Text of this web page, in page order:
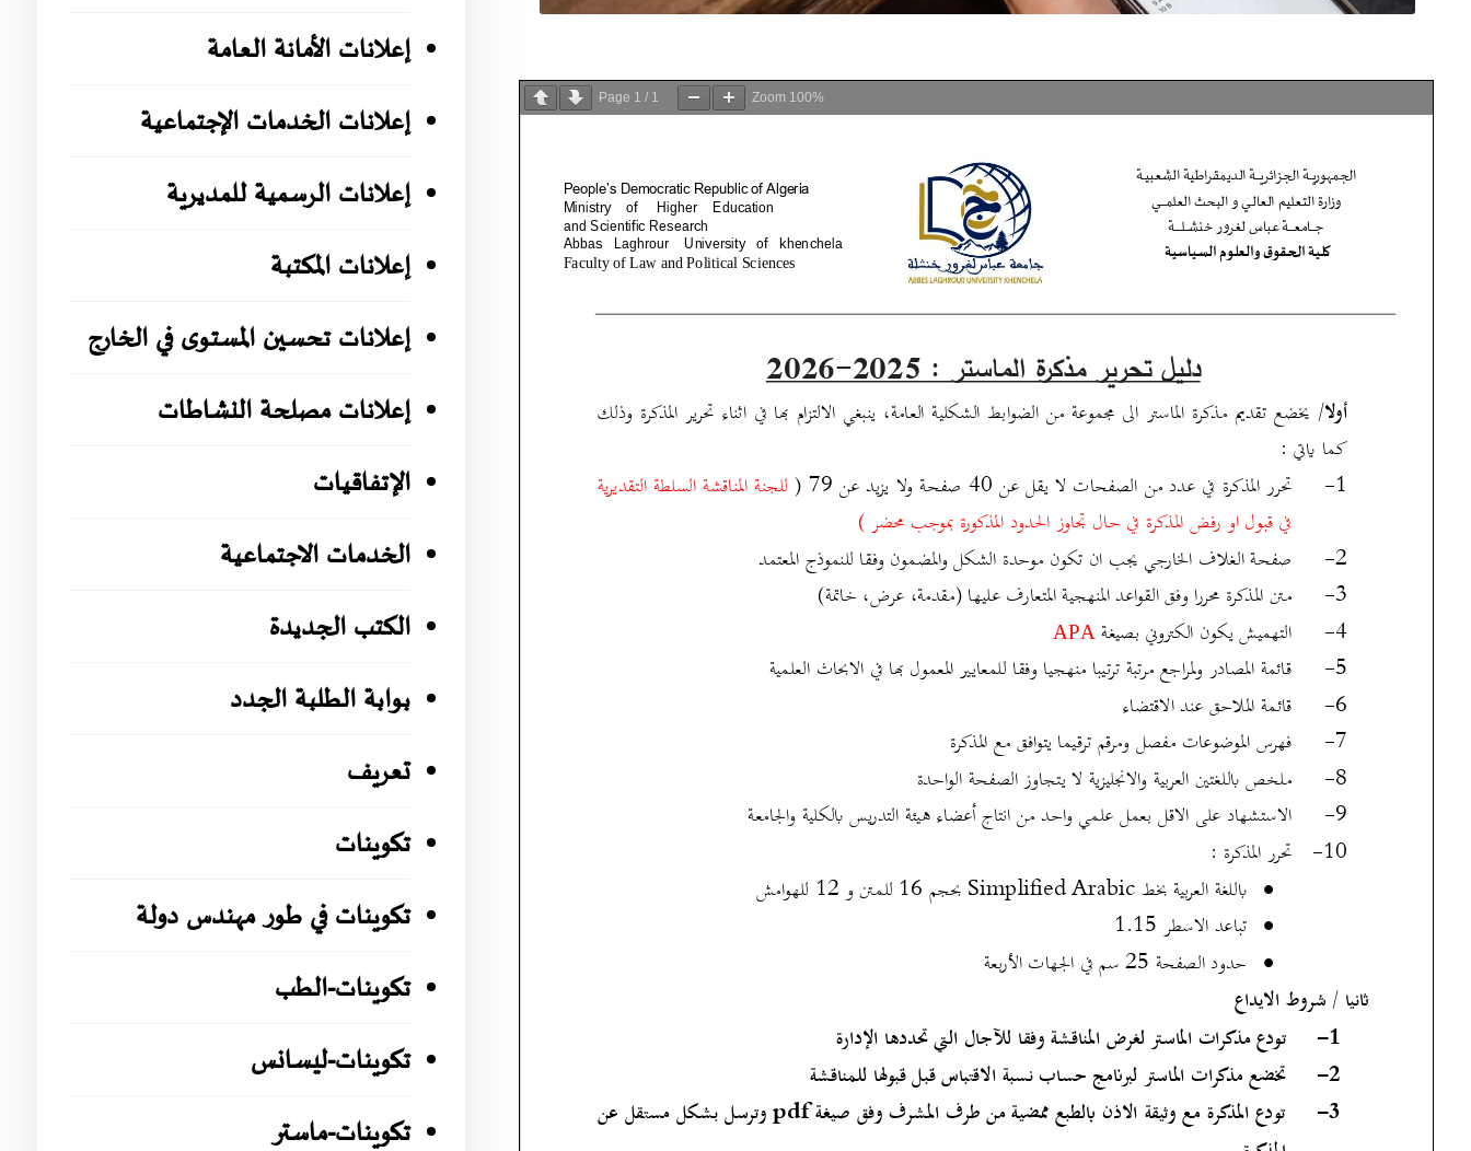
Page 1 / 1 Zoom 100%
إعلانات الأمانة العامة
إعلانات الخدمات الإجتماعية
إعلانات الرسمية للمديرية
إعلانات المكتبة
إعلانات تحسين المستوى في الخارج
إعلانات مصلحة النشاطات
الإتفاقيات
الخدمات الاجتماعية
الكتب الجديدة
بوابة الطلبة الجدد
تعريف
تكوينات
تكوينات في طور مهندس دولة
تكوينات-الطب
تكوينات-ليسانس
تكوينات-ماستر